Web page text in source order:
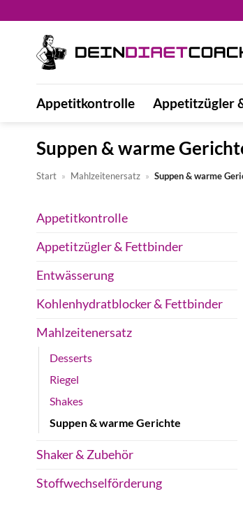
springen
Appetitkontrolle Appetitzügler
Suppen & warme
Start » Mahlzeitenersatz » Suppen & warme
Appetitkontrolle
Appetitzügler & Fettbinder
Entwässerung
Kohlenhydratblocker & Fettbinder
Mahlzeitenersatz
Desserts
Riegel
Shakes
Suppen & warme Gerichte
Shaker & Zubehör
Stoffwechselförderung